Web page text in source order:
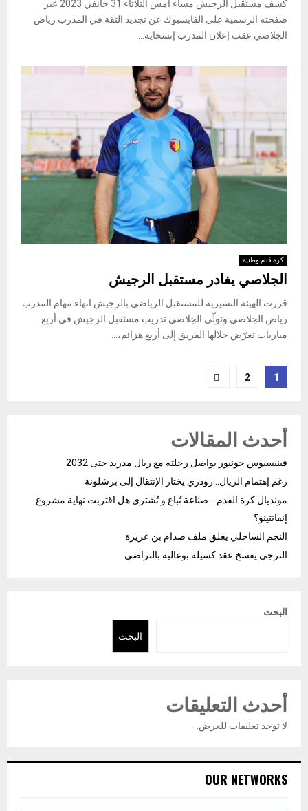
كشف مستقبل الرجيش مساء أمس الثلاثاء 31 جانفي 2023 عبر
صفحته الرسمية على الفايسبوك عن تجديد الثقة في المدرب رياض
الجلاصي عقب إعلان المدرب إنسحايه...
كرة قدم وطنية
الجلاصي يغادر مستقبل الرجيش
قررت الهيئة التسيرية للمستقبل الرياضي بالرجيش انهاء مهام المدرب
رياض الجلاصي وتولّى الجلاصي تدريب مستقبل الرجيش في أربع
مباريات تعرّض خلالها الفريق إلى أربع هزائم،...
Posts
1
2
أحدث المقالات
فينيسيوس جونيور يواصل رحلته مع ريال مدريد حتى 2032
رغم إهتمام الريال.. رودري يختار الإنتقال إلى برشلونة
مونديال كرة القدم… صناعة تُباع و تُشترى هل اقتربت نهاية مشروع
إنفانتينو؟
النجم الساحلي يغلق ملف صدام بن عزيزة
الترجي يفسخ عقد كسيلة بوعالية بالتراضي
البحث
البحث
أحدث التعليقات
لا توجد تعليقات للعرض.
OUR NETWORKS